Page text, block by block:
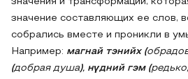
значение составляющих ее слов,
собрались вместе и проникли в
Например: магнай тэнийх (
(добрая душа), нүдний гэм (